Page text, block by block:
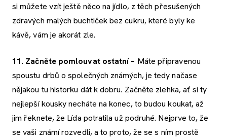
si můžete vzít ještě něco na jídlo, z těch přesušených
zdravých malých buchtiček bez cukru, které byly ke
kávě, vám je akorát zle.
11. Začněte pomlouvat ostatní – Máte připravenou
spoustu drbů o společných známých, je tedy načase
nějakou tu historku dát k dobru. Začněte zlehka, ať si ty
nejlepší kousky necháte na konec, to budou koukat, až
jim řeknete, že Lída potratila už podruhé. Nejprve to, že
se vaši známí rozvedli, a to proto, že se s ním prostě